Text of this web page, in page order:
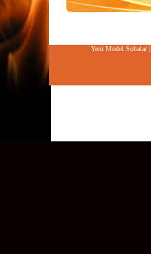
Yeni Model Sobalar|